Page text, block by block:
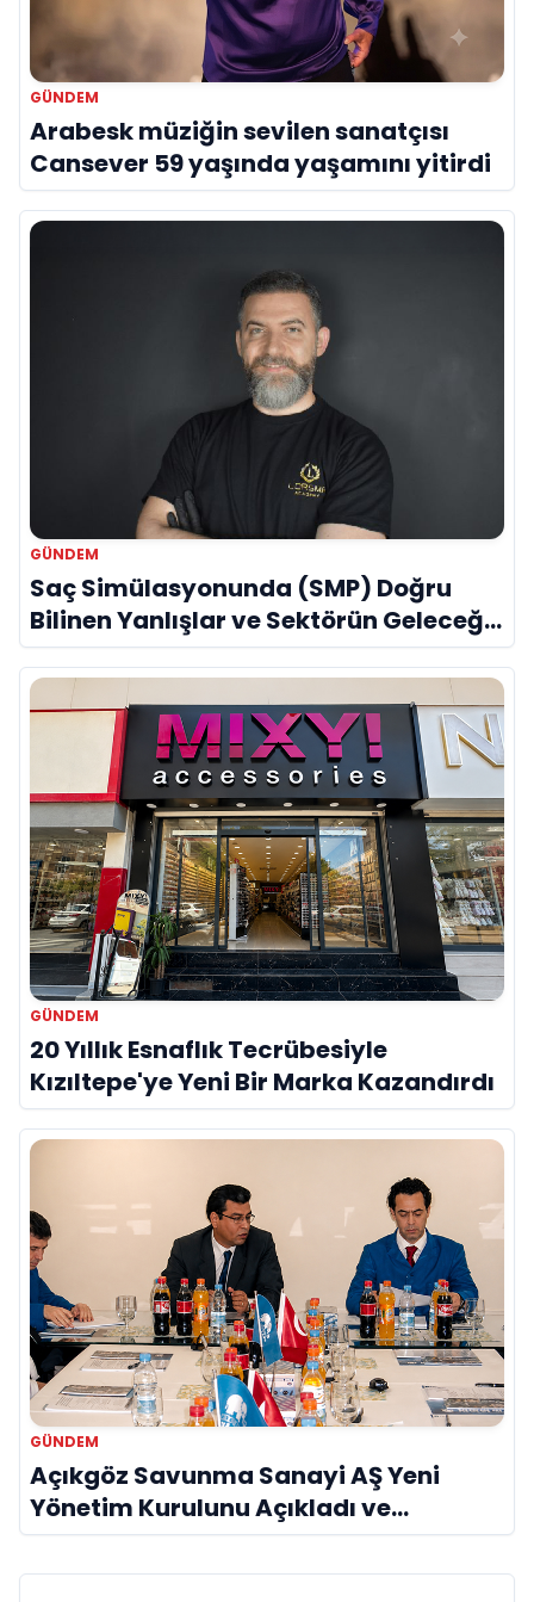
GÜNDEM
Arabesk müziğin sevilen sanatçısı
Cansever 59 yaşında yaşamını yitirdi
GÜNDEM
Saç Simülasyonunda (SMP) Doğru
Bilinen Yanlışlar ve Sektörün Geleceği:
Onur Akdeniz ile Özel Röportaj
GÜNDEM
20 Yıllık Esnaflık Tecrübesiyle
Kızıltepe'ye Yeni Bir Marka Kazandırdı
GÜNDEM
Açıkgöz Savunma Sanayi AŞ Yeni
Yönetim Kurulunu Açıkladı ve
Savunma Sanayinde Küresel Vizyon
Vurgusu